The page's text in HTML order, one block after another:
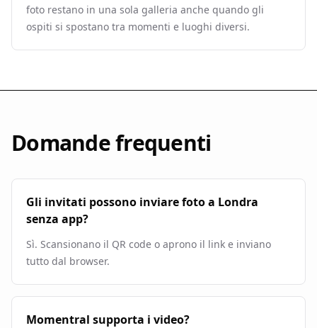
foto restano in una sola galleria anche quando gli
ospiti si spostano tra momenti e luoghi diversi.
Domande frequenti
Gli invitati possono inviare foto a Londra
senza app?
Sì. Scansionano il QR code o aprono il link e inviano
tutto dal browser.
Momentral supporta i video?